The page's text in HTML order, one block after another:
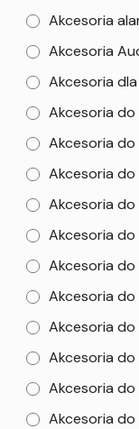
Akcesoria
Akcesoria
Akcesoria
Akcesoria do
Akcesoria
Akcesoria
Akcesoria
Akcesoria do
Akcesoria do
Akcesoria do
Akcesoria do
Akcesoria
Akcesoria
Akcesoria do